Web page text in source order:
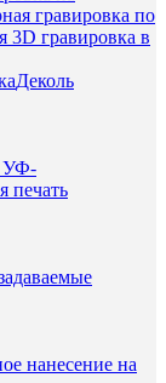
гравировка по
3D гравировка в
Деколь
УФ-
печать
нанесение на